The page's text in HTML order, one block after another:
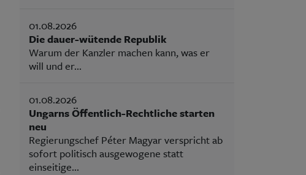
01.08.2026
Die dauer-wütende Republik
Warum der Kanzler machen kann, was er
will und er...
01.08.2026
Ungarns Öffentlich-Rechtliche starten
neu
Regierungschef Péter Magyar verspricht ab
sofort politisch ausgewogene statt
einseitige...